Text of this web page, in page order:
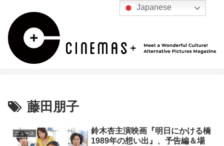
藤田朋子
ニュース
鈴木杏主演映画『明日にかける橋
1989年の想い出』、予告編＆場
Japanese